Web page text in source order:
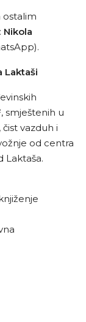
ostalim
Nikola
Laktaši
smještenih u
vazduh i
od centra
Laktaša.